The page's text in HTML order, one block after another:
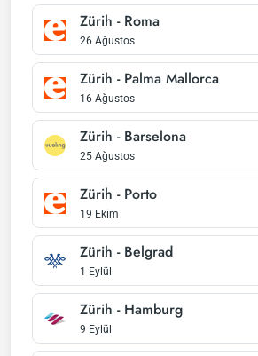
Zürih - Roma
26 Ağustos
Zürih - Palma Mallorca
16 Ağustos
Zürih - Barselona
25 Ağustos
Zürih - Porto
19 Ekim
Zürih - Belgrad
1 Eylül
Zürih - Hamburg
9 Eylül